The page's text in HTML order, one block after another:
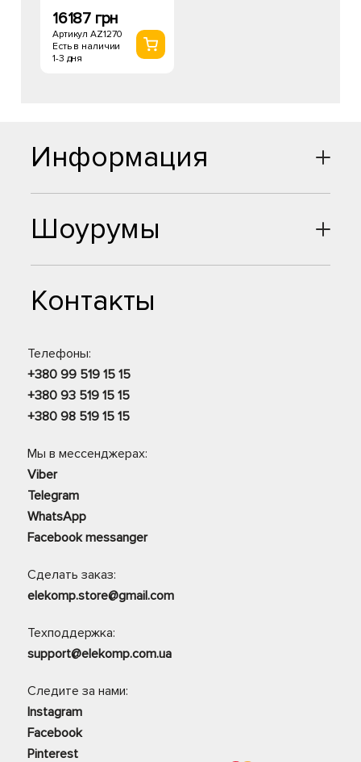
16187 грн
Артикул AZ1270
Есть в наличии
1-3 дня
Шоурумы
Контакты
Телефоны:
+380 99 519 15 15
+380 93 519 15 15
+380 98 519 15 15
Мы в мессенджерах:
Viber
Telegram
WhatsApp
Facebook messanger
Сделать заказ:
elekomp.store@gmail.com
Техподдержка:
support@elekomp.com.ua
Следите за нами:
Instagram
Facebook
Pinterest
Информация